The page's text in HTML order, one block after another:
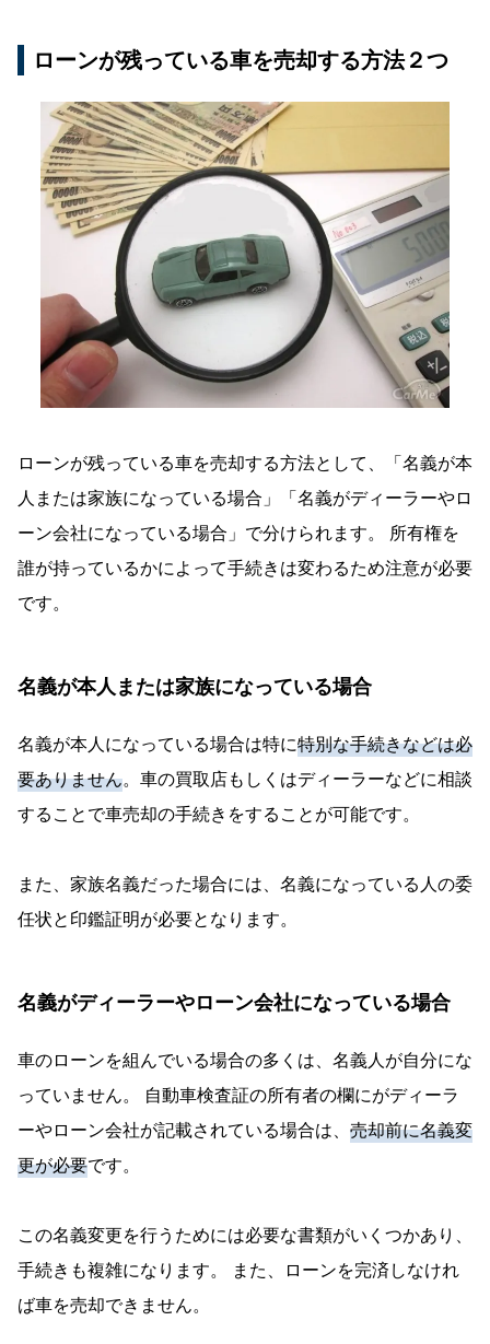
ローンが残っている車を売却する方法２つ
ローンが残っている車を売却する方法として、「名義が本
人または家族になっている場合」「名義がディーラーやロ
ーン会社になっている場合」で分けられます。 所有権を
誰が持っているかによって手続きは変わるため注意が必要
です。
名義が本人または家族になっている場合
名義が本人になっている場合は特に特別な手続きなどは必
要ありません。車の買取店もしくはディーラーなどに相談
することで車売却の手続きをすることが可能です。
また、家族名義だった場合には、名義になっている人の委
任状と印鑑証明が必要となります。
名義がディーラーやローン会社になっている場合
車のローンを組んでいる場合の多くは、名義人が自分にな
っていません。 自動車検査証の所有者の欄にがディーラ
ーやローン会社が記載されている場合は、 売却前に名義変
更が必要です。
この名義変更を行うためには必要な書類がいくつかあり、
手続きも複雑になります。 また、ローンを完済しなけれ
ば車を売却できません。